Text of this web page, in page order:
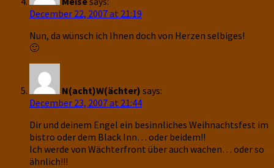
December 22, 2007 at 21:19
Nun, da wünsch ich Ihnen doch von Herzen selbiges!
🙂
N(acht)W(ächter) says:
December 23, 2007 at 21:44
Dir und deinem Engel ein besinnliches Weihnachtsfest im
bistro oder dem Black Inn… oder beidem!!
Ich werde von Wächterfront über auch wachen… oder so
ähnlich!!!